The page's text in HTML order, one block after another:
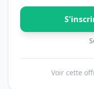
Voir cette